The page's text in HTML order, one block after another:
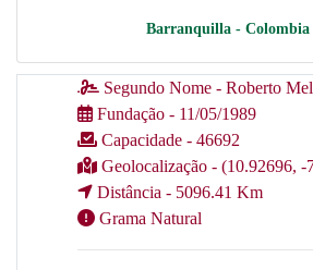
Barranquilla - Colombia
Segundo Nome - Roberto
Fundação - 11/05/1989
Capacidade - 46692
Geolocalização - (10.92696, -
Distância - 5096.41 Km
Grama Natural